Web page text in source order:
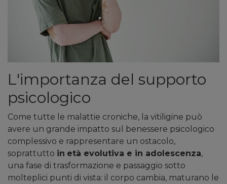
L'importanza del supporto
psicologico
Come tutte le malattie croniche, la vitiligine può
avere un grande impatto sul benessere psicologico
complessivo e rappresentare un ostacolo,
soprattutto in età evolutiva e in adolescenza,
una fase di trasformazione e passaggio sotto
molteplici punti di vista: il corpo cambia, maturano le